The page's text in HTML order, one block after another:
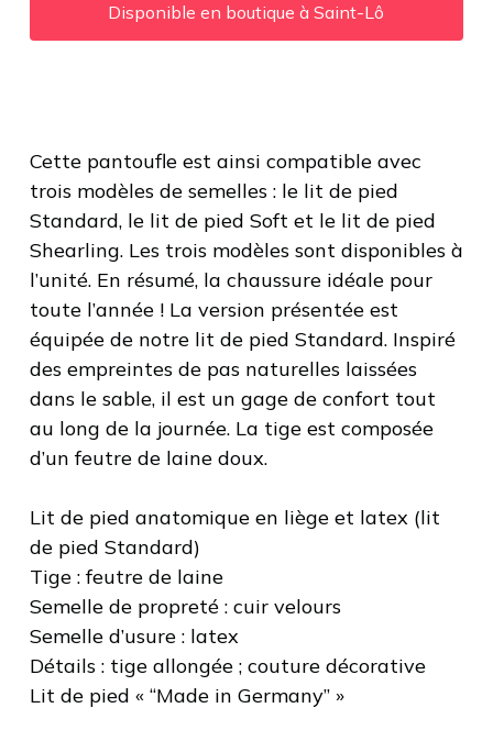
Disponible en boutique à Saint-Lô
Cette pantoufle est ainsi compatible avec
trois modèles de semelles : le lit de pied
Standard, le lit de pied Soft et le lit de pied
Shearling. Les trois modèles sont disponibles à
l’unité. En résumé, la chaussure idéale pour
toute l’année ! La version présentée est
équipée de notre lit de pied Standard. Inspiré
des empreintes de pas naturelles laissées
dans le sable, il est un gage de confort tout
au long de la journée. La tige est composée
d’un feutre de laine doux.
Lit de pied anatomique en liège et latex (lit
de pied Standard)
Tige : feutre de laine
Semelle de propreté : cuir velours
Semelle d’usure : latex
Détails : tige allongée ; couture décorative
Lit de pied « “Made in Germany” »